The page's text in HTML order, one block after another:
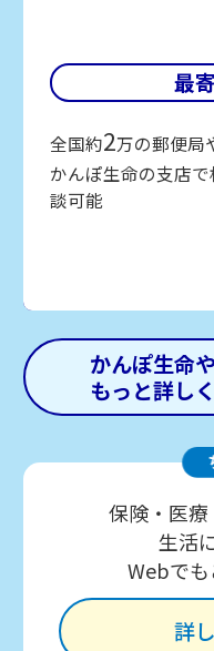
最
全国約2万の郵便局
かんぽ生命の支店で
談可能
かんぽ生命
もっと詳し
保険・医
生活
Webで
詳